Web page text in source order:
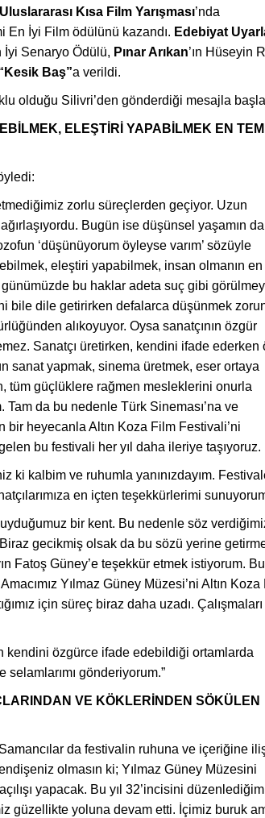
Uluslararası Kısa Film Yarışması’nda
En İyi Film ödülünü kazandı. Edebiyat
İyi Senaryo Ödülü, Pınar Arıkan’ın Hüseyin
Kesik Baş”a verildi.
olduğu Silivri’den gönderdiği mesajla
ELEŞTİRİ YAPABİLMEK EN
zorlu süreçlerden geçiyor. Uzun
Bugün ise düşünsel yaşamın da
‘düşünüyorum öyleyse varım’ sözüyle
eleştiri yapabilmek, insan olmanın en
bu haklar adeta suç gibi
bile dile getirirken defalarca düşünmek
alıkoyuyor. Oysa sanatçının özgür
Sanatçı üretirken, kendini ifade ederken
sanat yapmak, sinema üretmek, eser ortaya
tüm güçlüklere rağmen mesleklerini onurla
Tam da bu nedenle Türk Sineması’na ve
bir heyecanla Altın Koza Film Festivali’ni
bu festivali her yıl daha ileriye taşıyoruz.
ki kalbim ve ruhumla yanınızdayım.
en içten teşekkürlerimi
bir kent. Bu nedenle söz
gecikmiş olsak da bu sözü yerine
Fatoş Güney’e teşekkür etmek istiyorum. Bu
Yılmaz Güney Müzesi’ni Altın Koza
için süreç biraz daha uzadı.
kendini özgürce ifade edebildiği ortamlarda
gönderiyorum.”
VE KÖKLERİNDEN SÖKÜLEN
da festivalin ruhuna ve içeriğine
olmasın ki; Yılmaz Güney Müzesini
yapacak. Bu yıl 32’incisini
güzellikte yoluna devam etti. İçimiz buruk